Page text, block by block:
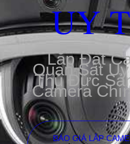
UY
Lắp Đặt
Quan Sát
Thủ Đức
Camera
BÁO GIÁ LẮP